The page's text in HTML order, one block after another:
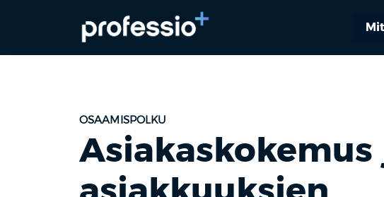
OSAAMISPOLKU
Asiakaskokemus